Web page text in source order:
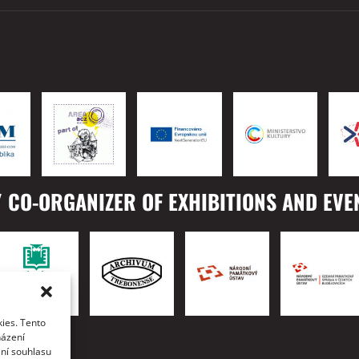
Tento
souhlasu
ORGANIZER OF EXHIBITIONS AND